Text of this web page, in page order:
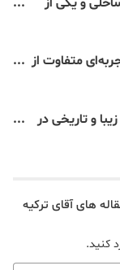
متفاوت از
و تاریخی در
های آقای ترکیه
کنید.